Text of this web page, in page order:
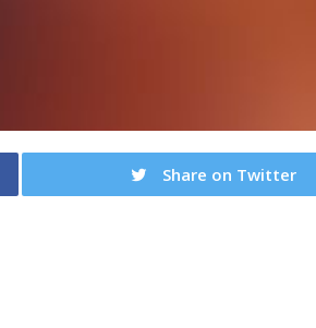
Share on Twitter